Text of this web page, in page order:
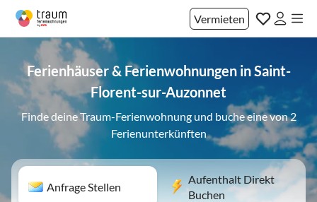
Vermieten
Ferienhäuser & Ferienwohnungen in Saint-
Florent-sur-Auzonnet
Finde deine Traum-Ferienwohnung und buche eine von 2
Ferienunterkünften
Anfrage Stellen
Aufenthalt Direkt
Buchen